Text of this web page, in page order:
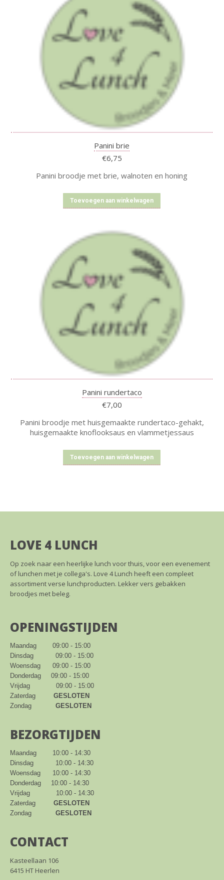
Panini brie
€6,75
Panini broodje met brie, walnoten en honing
Toevoegen aan winkelwagen
Panini rundertaco
€7,00
Panini broodje met huisgemaakte rundertaco-gehakt,
huisgemaakte knoflooksaus en vlammetjessaus
Toevoegen aan winkelwagen
LOVE 4 LUNCH
Op zoek naar een heerlijke lunch voor thuis, voor een evenement
of lunchen met je collega's. Love 4 Lunch heeft een compleet
assortiment verse lunchproducten. Lekker vers gebakken
broodjes met beleg.
OPENINGSTIJDEN
Maandag        09:00 - 15:00
Dinsdag           09:00 - 15:00
Woensdag      09:00 - 15:00
Donderdag     09:00 - 15:00
Vrijdag             09:00 - 15:00
Zaterdag GESLOTEN
Zondag GESLOTEN
BEZORGTIJDEN
Maandag        10:00 - 14:30
Dinsdag           10:00 - 14:30
Woensdag      10:00 - 14:30
Donderdag     10:00 - 14:30
Vrijdag             10:00 - 14:30
Zaterdag GESLOTEN
Zondag GESLOTEN
CONTACT
Kasteellaan 106
6415 HT Heerlen